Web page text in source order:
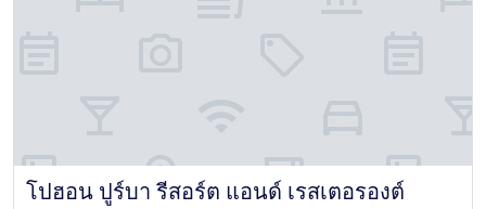
โปฮอน ปูร์บา รีสอร์ต แอนด์ เรสเตอรองต์
โปฮอน ปูร์บา รีสอร์ต แอนด์ เรสเตอรองต์